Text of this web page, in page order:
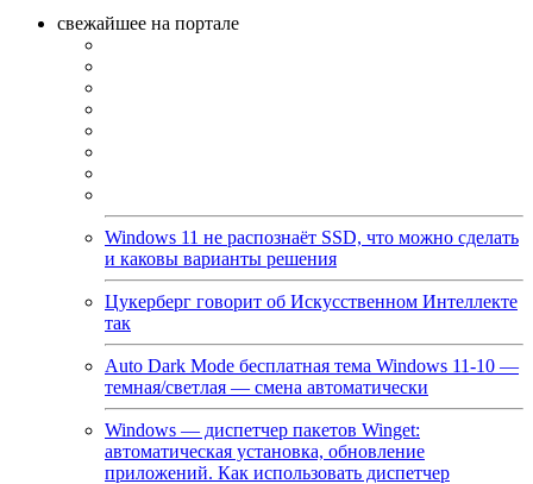
свежайшее на портале
Windows 11 не распознаёт SSD, что можно сделать
и каковы варианты решения
Цукерберг говорит об Искусственном Интеллекте
так
Auto Dark Mode бесплатная тема Windows 11-10 —
темная/светлая — смена автоматически
Windows — диспетчер пакетов Winget:
автоматическая установка, обновление
приложений. Как использовать диспетчер